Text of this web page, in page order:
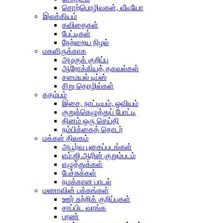
சொற்பொழிவுகள், வீடியோ
இலக்கியம்
கவிதைகள்
பேட்டிகள்
நேற்றைய நிழல்
மகளிருக்காக
அழகுக் குறிப்பு
ஆரோக்கியத் தகவல்கள்
சமையல் டிப்ஸ்
சிறு தொழில்கள்
கதம்பம்
இசை, நாட்டியம், ஓவியம்
குறுக்கெழுத்துப் போட்டி
தினம் ஒரு செய்தி
நம்பிக்கைத் தொடர்
மக்கள் திலகம்
அபூர்வ புகைப்படங்கள்
எம்.ஜி.ஆரின் குறும்படம்
எழுத்துக்கள்
பேச்சுக்கள்
நமக்கான பாடல்
மணாவின் பக்கங்கள்
ஊர் சுற்றிக் குறிப்புகள்
சாப்பிட வாங்க
பரண்